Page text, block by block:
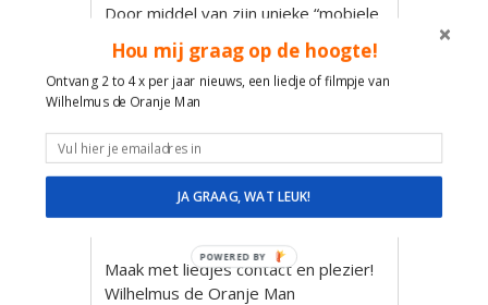
Door middel van zijn unieke “mobiele
versterker” volledig draadloos met
zenders is Wilhelmus direct
speelklaar zonder snoeren waar
mensen over kunnen struikelen.
Op deze manier kan hij in elke ruimte
tuin/ binnentuin / straat toch licht
versterkt optreden zodat zang en
gitaar duidelijk overkomen maar niet
Maak met liedjes contact en plezier!
Wilhelmus de Oranje Man
Hou mij graag op de hoogte!
Ontvang 2 to 4 x per jaar nieuws, een liedje of filmpje van
Wilhelmus de Oranje Man
JA GRAAG, WAT LEUK!
POWERED BY